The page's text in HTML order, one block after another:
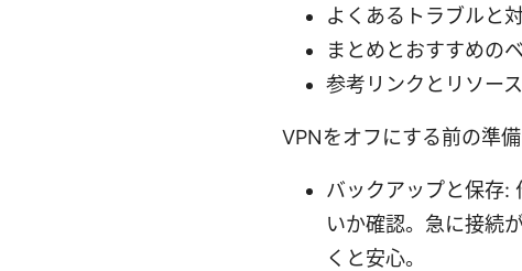
よくあるトラブルと
まとめとおすすめの
参考リンクとリソース
VPNをオフにする前の準備
バックアップと保存:
いか確認。急に接続
くと安心。